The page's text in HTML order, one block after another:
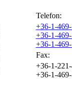
Telefon:
+36-1-
+36-1-
+36-1-
Fax:
+36-1-
+36-1-